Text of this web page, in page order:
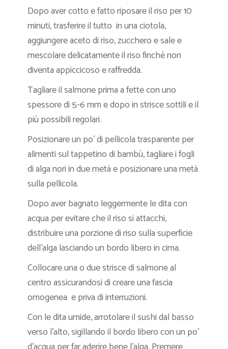
Dopo aver cotto e fatto riposare il riso per 10
minuti, trasferire il tutto in una ciotola,
aggiungere aceto di riso, zucchero e sale e
mescolare delicatamente il riso finché non
diventa appiccicoso e raffredda.
Tagliare il salmone prima a fette con uno
spessore di 5-6 mm e dopo in strisce sottili e il
più possibili regolari.
Posizionare un po’ di pellicola trasparente per
alimenti sul tappetino di bambù, tagliare i fogli
di alga nori in due metà e posizionare una metà
sulla pellicola.
Dopo aver bagnato leggermente le dita con
acqua per evitare che il riso si attacchi,
distribuire una porzione di riso sulla superficie
dell’alga lasciando un bordo libero in cima.
Collocare una o due strisce di salmone al
centro assicurandosi di creare una fascia
omogenea e priva di interruzioni.
Con le dita umide, arrotolare il sushi dal basso
verso l’alto, sigillando il bordo libero con un po’